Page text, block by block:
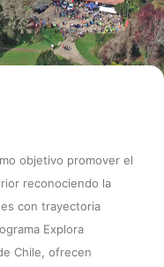
objetivo promover el
reconociendo la
con trayectoria
Explora
Chile, ofrecen